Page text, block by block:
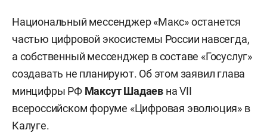
Национальный мессенджер «Макс» останется
частью цифровой экосистемы России навсегда,
а собственный мессенджер в составе «Госуслуг»
создавать не планируют. Об этом заявил глава
минцифры РФ Максут Шадаев на VII
всероссийском форуме «Цифровая эволюция» в
Калуге.